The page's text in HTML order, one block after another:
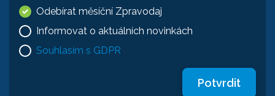
Odebírat měsíční Zpravodaj
Informovat o aktuálních novinkách
Souhlasím s GDPR
Potvrdit